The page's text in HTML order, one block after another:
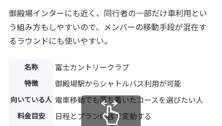
御殿場インターにも近く、同行者の一部だけ車利用とい
う組み方もしやすいので、メンバーの移動手段が混在す
るラウンドにも使いやすい。
名称 富士カントリークラブ
特徴 御殿場駅からシャトルバス利用が可能
向いている人 電車移動でも落ち着いたコースを選びたい人
料金目安 日程とプラン内容で変動する